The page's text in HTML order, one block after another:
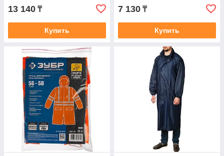
13 140 ₸
Купить
7 130 ₸
Купить